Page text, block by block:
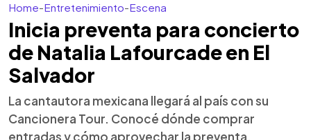
Home-Entretenimiento-Escena
Inicia preventa para concierto
de Natalia Lafourcade en El
Salvador
La cantautora mexicana llegará al país con su
Cancionera Tour. Conocé dónde comprar
entradas y cómo aprovechar la preventa.